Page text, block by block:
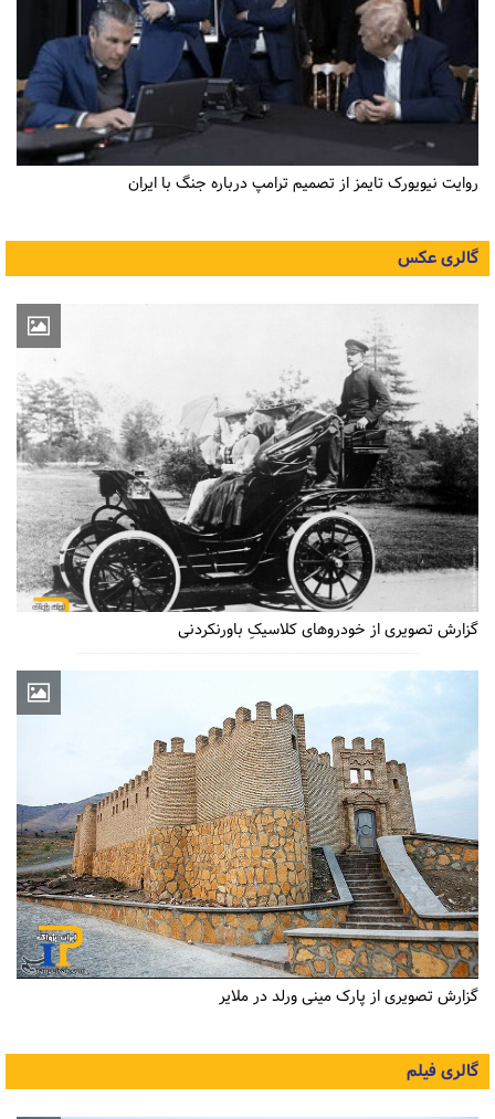
روایت نیویورک تایمز از تصمیم ترامپ درباره جنگ با ایران
گالری عکس
گزارش تصویری از خودروهای کلاسیکِ باورنکردنی
گزارش تصویری از پارک مینی ورلد در ملایر
گالری فیلم